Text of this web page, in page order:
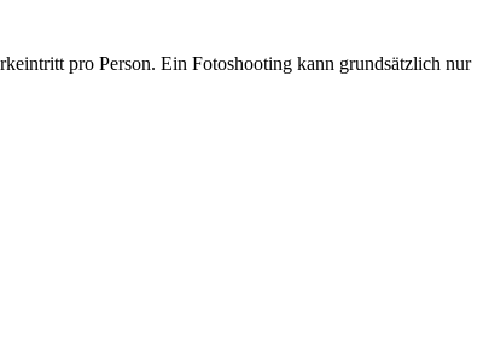
pro Person. Ein Fotoshooting kann grundsätzlich nur